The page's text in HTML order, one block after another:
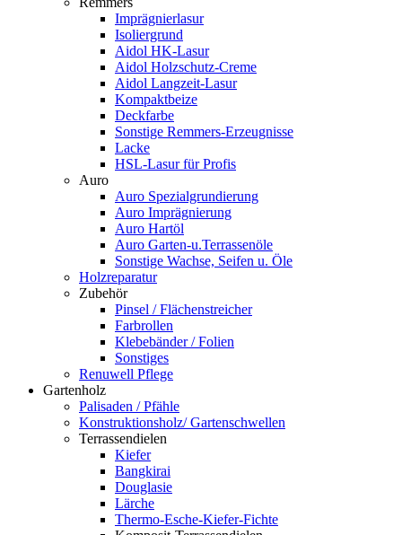
Imprägnierlasur
Isoliergrund
Aidol HK-Lasur
Aidol Holzschutz-Creme
Aidol Langzeit-Lasur
Kompaktbeize
Deckfarbe
Sonstige Remmers-Erzeugnisse
Lacke
HSL-Lasur für Profis
Auro
Auro Spezialgrundierung
Auro Imprägnierung
Auro Hartöl
Auro Garten-u.Terrassenöle
Sonstige Wachse, Seifen u. Öle
Holzreparatur
Zubehör
Pinsel / Flächenstreicher
Farbrollen
Klebebänder / Folien
Sonstiges
Renuwell Pflege
Gartenholz
Palisaden / Pfähle
Konstruktionsholz/ Gartenschwellen
Terrassendielen
Kiefer
Bangkirai
Douglasie
Lärche
Thermo-Esche-Kiefer-Fichte